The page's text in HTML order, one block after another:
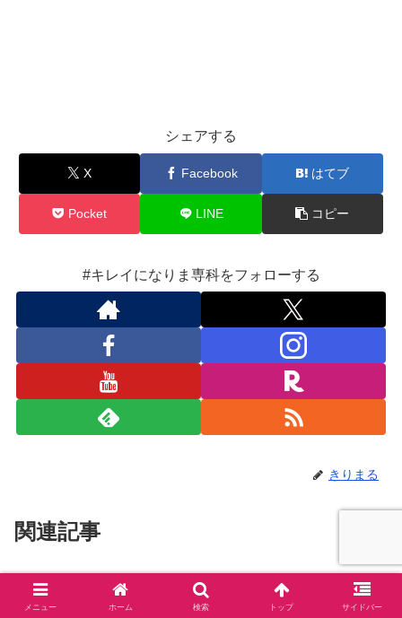
シェアする
X Facebook はてブ
Pocket LINE コピー
#キレイになりま専科をフォローする
きりまる
関連記事
関連記事は見つかりませんでした。
メニュー ホーム 検索 トップ サイドバー